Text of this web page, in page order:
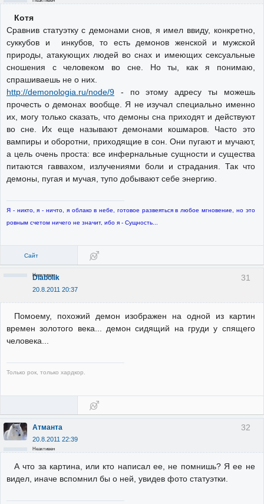
Котя
Сравнив статуэтку с демонами снов, я имел ввиду, конкретно,
суккубов и инкубов, то есть демонов женской и мужской
природы, атакующих людей во снах и имеющих сексуальные
сношения с человеком во сне. Но ты, как я понимаю,
спрашиваешь не о них.
http://demonologia.ru/node/9 - по этому адресу ты можешь
прочесть о демонах вообще. Я не изучал специально именно
их, могу только сказать, что демоны сна приходят и действуют
во сне. Их еще называют демонами кошмаров. Часто это
вампиры и оборотни, приходящие в сон. Они пугают и мучают,
а цель очень проста: все инфернальные сущности и существа
питаются гаввахом, излучениями боли и страдания. Так что
демоны, пугая и мучая, тупо добывают себе энергию.
Я - никто, я - ничто, я облако в небе, готовое развеяться в любое мгновение, но это
ровным счетом ничего не значит, ибо я - Сущность...
Сайт
31
Diabolik
20.8.2011 20:37
Неактивен
Помоему, похожий демон изображен на одной из картин
времен золотого века... демон сидящий на груди у спящего
человека...
Только рок, только хардкор.
32
Атманта
20.8.2011 22:39
Неактивен
А что за картина, или кто написал ее, не помнишь? Я ее не
видел, иначе вспомнил бы о ней, увидев фото статуэтки.